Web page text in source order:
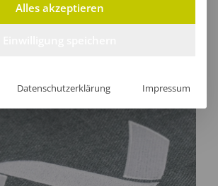
Alles akzeptieren
Datenschutzerklärung Impressum